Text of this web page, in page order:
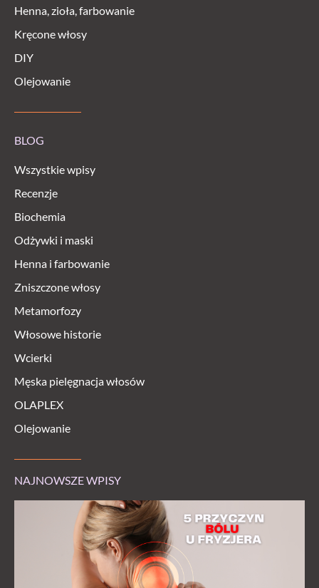
Henna, zioła, farbowanie
Kręcone włosy
DIY
Olejowanie
BLOG
Wszystkie wpisy
Recenzje
Biochemia
Odżywki i maski
Henna i farbowanie
Zniszczone włosy
Metamorfozy
Włosowe historie
Wcierki
Męska pielęgnacja włosów
OLAPLEX
Olejowanie
NAJNOWSZE WPISY